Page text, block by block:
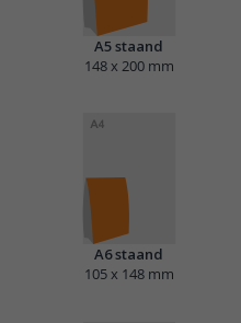
A5 staand
148 x 200 mm
A6 staand
105 x 148 mm